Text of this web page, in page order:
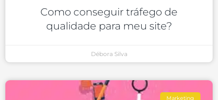
Como conseguir tráfego de
qualidade para meu site?
Débora Silva
Marketing